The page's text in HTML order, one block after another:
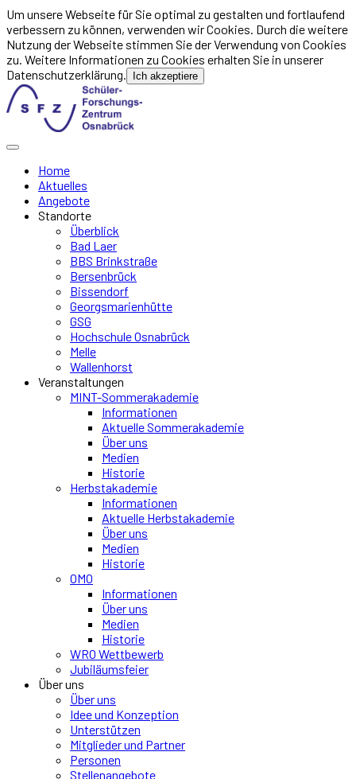
Um unsere Webseite für Sie optimal zu gestalten und fortlaufend
verbessern zu können, verwenden wir Cookies. Durch die weitere
Nutzung der Webseite stimmen Sie der Verwendung von Cookies
zu. Weitere Informationen zu Cookies erhalten Sie in unserer
Datenschutzerklärung.
Ich akzeptiere
Home
Aktuelles
Angebote
Standorte
Überblick
Bad Laer
BBS Brinkstraße
Bersenbrück
Bissendorf
Georgsmarienhütte
GSG
Hochschule Osnabrück
Melle
Wallenhorst
Veranstaltungen
MINT-Sommerakademie
Informationen
Aktuelle Sommerakademie
Über uns
Medien
Historie
Herbstakademie
Informationen
Aktuelle Herbstakademie
Über uns
Medien
Historie
OMO
Informationen
Über uns
Medien
Historie
WRO Wettbewerb
Jubiläumsfeier
Über uns
Über uns
Idee und Konzeption
Unterstützen
Mitglieder und Partner
Personen
Stellenangebote